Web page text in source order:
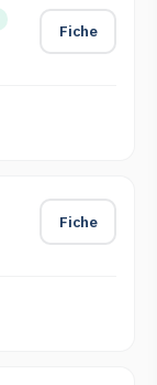
Fiche
Fiche